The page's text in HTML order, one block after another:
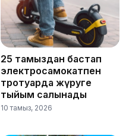
25 тамыздан бастап
электросамокатпен
тротуарда жүруге
тыйым салынады
10 тамыз, 2026